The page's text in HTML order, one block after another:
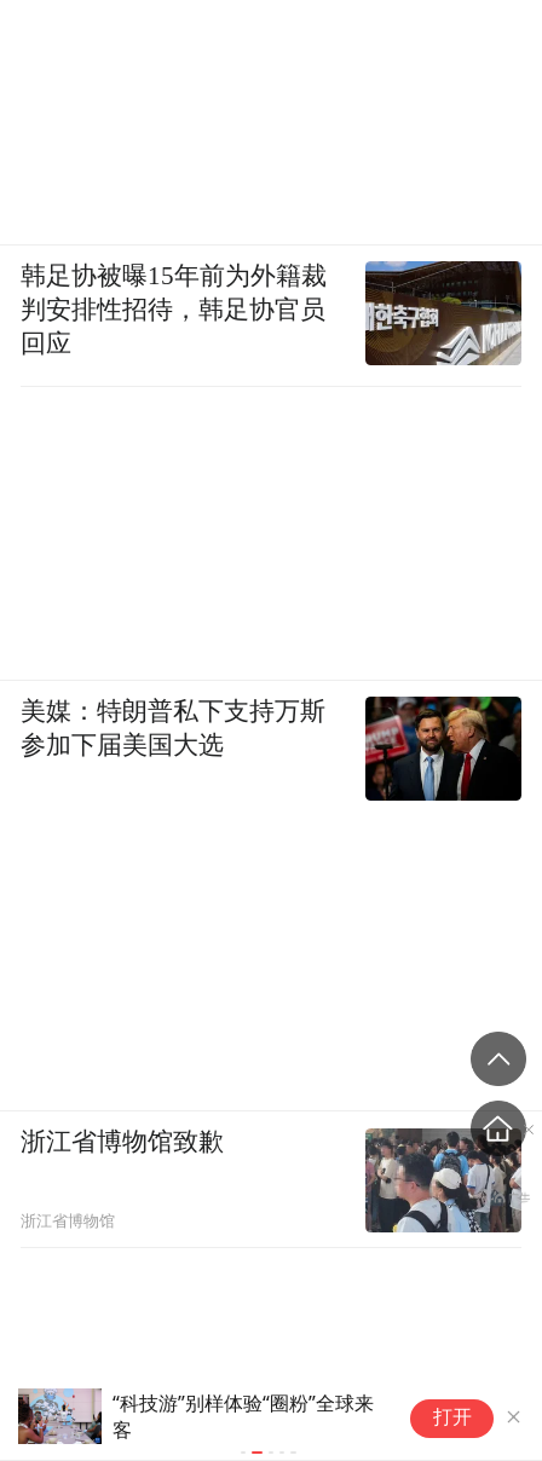
国际油价持续走强，WTI原油期货价格涨
2.57%
打开
韩足协被曝15年前为外籍裁
判安排性招待，韩足协官员
回应
美媒：特朗普私下支持万斯
参加下届美国大选
浙江省博物馆致歉
浙江省博物馆